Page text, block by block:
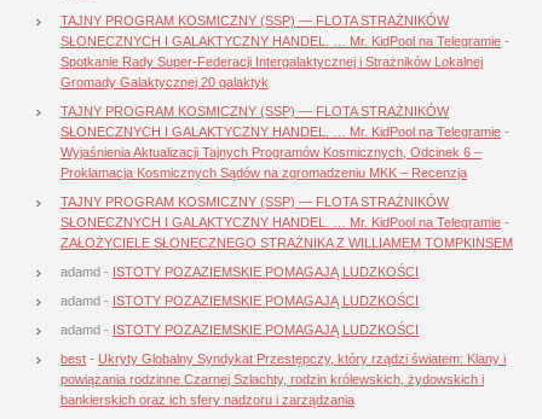
TAJNY PROGRAM KOSMICZNY (SSP) — FLOTA STRAŻNIKÓW
SŁONECZNYCH I GALAKTYCZNY HANDEL. … Mr. KidPool na Telegramie -
Spotkanie Rady Super-Federacji Intergalaktycznej i Strażników Lokalnej
Gromady Galaktycznej 20 galaktyk
TAJNY PROGRAM KOSMICZNY (SSP) — FLOTA STRAŻNIKÓW
SŁONECZNYCH I GALAKTYCZNY HANDEL. … Mr. KidPool na Telegramie -
Wyjaśnienia Aktualizacji Tajnych Programów Kosmicznych, Odcinek 6 –
Proklamacja Kosmicznych Sądów na zgromadzeniu MKK – Recenzja
TAJNY PROGRAM KOSMICZNY (SSP) — FLOTA STRAŻNIKÓW
SŁONECZNYCH I GALAKTYCZNY HANDEL. … Mr. KidPool na Telegramie -
ZAŁOŻYCIELE SŁONECZNEGO STRAŻNIKA Z WILLIAMEM TOMPKINSEM
adamd - ISTOTY POZAZIEMSKIE POMAGAJĄ LUDZKOŚCI
adamd - ISTOTY POZAZIEMSKIE POMAGAJĄ LUDZKOŚCI
adamd - ISTOTY POZAZIEMSKIE POMAGAJĄ LUDZKOŚCI
best - Ukryty Globalny Syndykat Przestępczy, który rządzi światem: Klany i
powiązania rodzinne Czarnej Szlachty, rodzin królewskich, żydowskich i
bankierskich oraz ich sfery nadzoru i zarządzania